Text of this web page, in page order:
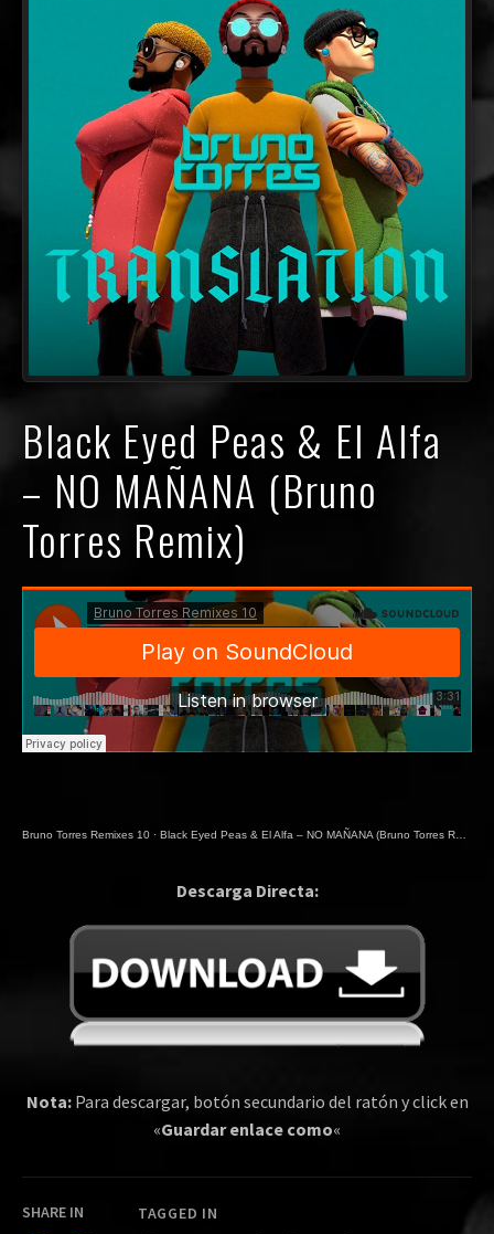
Black Eyed Peas & El Alfa
– NO MAÑANA (Bruno
Torres Remix)
Bruno Torres Remixes 10 · Black Eyed Peas & El Alfa – NO MAÑANA (Bruno Torres Remix)
Descarga Directa:
Nota:Para descargar, botón secundario del ratón y click en
«Guardar enlace como«
SHARE IN TAGGED IN